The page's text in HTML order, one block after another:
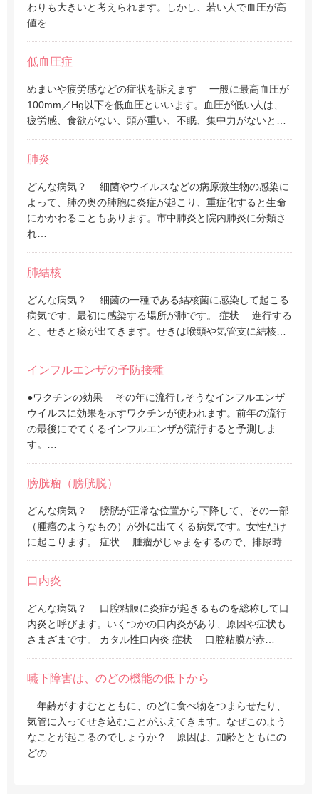
わりも大きいと考えられます。しかし、若い人で血圧が高
値を…
低血圧症
めまいや疲労感などの症状を訴えます 一般に最高血圧が
100mm／Hg以下を低血圧といいます。血圧が低い人は、
疲労感、食欲がない、頭が重い、不眠、集中力がないと…
肺炎
どんな病気？ 細菌やウイルスなどの病原微生物の感染に
よって、肺の奥の肺胞に炎症が起こり、重症化すると生命
にかかわることもあります。市中肺炎と院内肺炎に分類さ
れ…
肺結核
どんな病気？ 細菌の一種である結核菌に感染して起こる
病気です。最初に感染する場所が肺です。 症状 進行する
と、せきと痰が出てきます。せきは喉頭や気管支に結核…
インフルエンザの予防接種
●ワクチンの効果 その年に流行しそうなインフルエンザ
ウイルスに効果を示すワクチンが使われます。前年の流行
の最後にでてくるインフルエンザが流行すると予測しま
す。…
膀胱瘤（膀胱脱）
どんな病気？ 膀胱が正常な位置から下降して、その一部
（腫瘤のようなもの）が外に出てくる病気です。女性だけ
に起こります。 症状 腫瘤がじゃまをするので、排尿時…
口内炎
どんな病気？ 口腔粘膜に炎症が起きるものを総称して口
内炎と呼びます。いくつかの口内炎があり、原因や症状も
さまざまです。 カタル性口内炎 症状 口腔粘膜が赤…
嚥下障害は、のどの機能の低下から
年齢がすすむとともに、のどに食べ物をつまらせたり、
気管に入ってせき込むことがふえてきます。なぜこのよう
なことが起こるのでしょうか？ 原因は、加齢とともにの
どの…